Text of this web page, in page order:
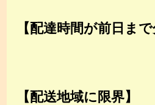
【配達時間が前日ま
【配送地域に限界】